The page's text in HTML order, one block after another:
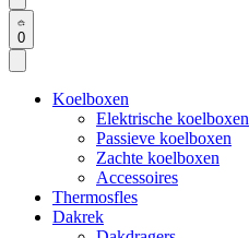
0
Koelboxen
Elektrische koelboxen
Passieve koelboxen
Zachte koelboxen
Accessoires
Thermosfles
Dakrek